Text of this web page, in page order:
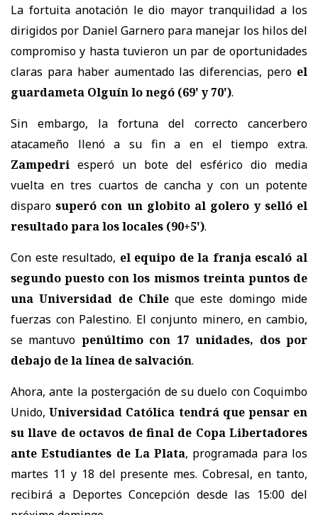
La fortuita anotación le dio mayor tranquilidad a los
dirigidos por Daniel Garnero para manejar los hilos del
compromiso y hasta tuvieron un par de oportunidades
claras para haber aumentado las diferencias, pero el
guardameta Olguín lo negó (69' y 70').
Sin embargo, la fortuna del correcto cancerbero
atacameño llenó a su fin a en el tiempo extra.
Zampedri esperó un bote del esférico dio media
vuelta en tres cuartos de cancha y con un potente
disparosuperó con un globito al golero y selló el
resultado para los locales (90+5').
Con este resultado, el equipo de la franja escaló al
segundo puesto con los mismos treinta puntos de
una Universidad de Chileque este domingo mide
fuerzas con Palestino. El conjunto minero, en cambio,
se mantuvo penúltimo con 17 unidades, dos por
debajo de la línea de salvación.
Ahora, ante la postergación de su duelo con Coquimbo
Unido,Universidad Católica tendrá que pensar en
su llave de octavos de final de Copa Libertadores
ante Estudiantes de La Plata, programada para los
martes 11 y 18 del presente mes. Cobresal, en tanto,
recibirá a Deportes Concepción desde las 15:00 del